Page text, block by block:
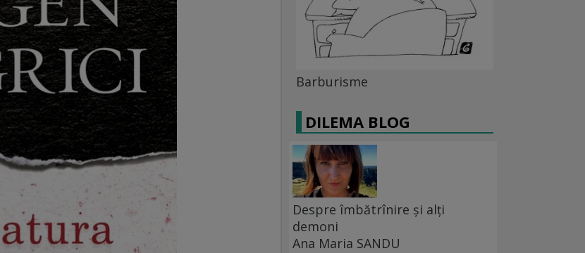
Barburisme
DILEMA BLOG
Despre îmbătrînire și alți
demoni
Ana Maria SANDU